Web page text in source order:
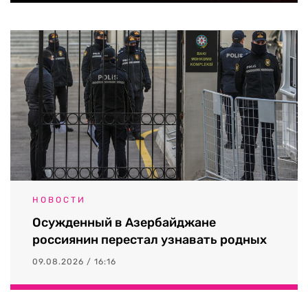
НОВОСТИ
Осужденный в Азербайджане
россиянин перестал узнавать родных
09.08.2026 / 16:16